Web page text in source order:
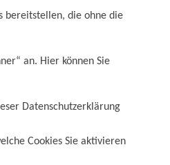
bereitstellen, die ohne die
an. Hier können Sie
Datenschutzerklärung
Cookies Sie aktivieren